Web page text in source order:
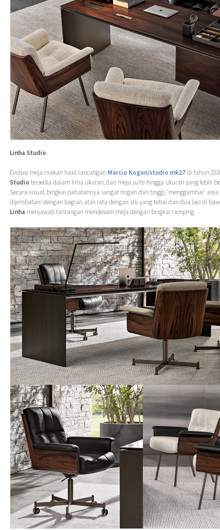
Linha Studio
Evolusi meja makan hasil rancangan Marcio Kogan/studio mk27di tahun
Studio tersedia dalam lima ukuran, dari meja suite hingga ukuran yang lebih
Secara visual, bingkai pahatannya sangat ringan dan tinggi, ‘menggambar’
dijembatani dengan bagian atas rata dengan sisi yang tebal dan dua laci di
Linha menjawab tantangan mendesain meja dengan bingkai ramping.